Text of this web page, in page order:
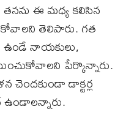
ఈ మధ్య కలిసిన
తెలిపారు. గత
ఉండే నాయకులు,
పేర్కొన్నారు.
డాక్టర్ల